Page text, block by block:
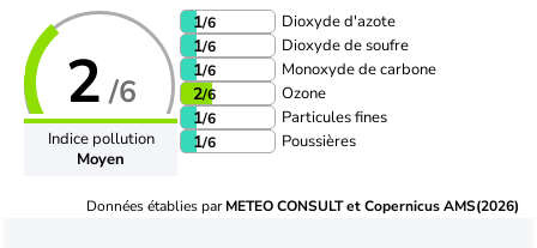
2 /6
Indice pollution
Moyen
1/6 Dioxyde d'azote
1/6 Dioxyde de soufre
1/6 Monoxyde de carbone
2/6 Ozone
1/6 Particules fines
1/6 Poussières
Données établies parMETEO CONSULT et Copernicus AMS(2026)